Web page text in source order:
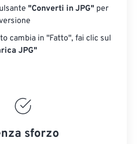
"Converti in JPG" per
cambia in "Fatto", fai clic sul
JPG"
sforzo